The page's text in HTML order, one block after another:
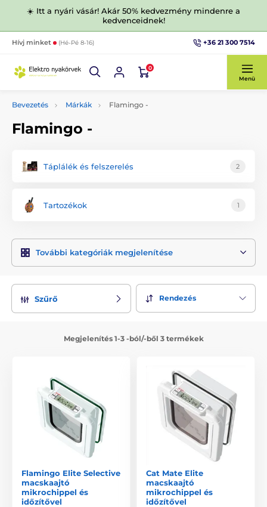
☀️ Itt a nyári vásár! Akár 50% kedvezmény mindenre a
kedvenceidnek!
Hívj minket (Hé-Pé 8-16) +36 21 300 7514
0
Menü
Bevezetés Márkák Flamingo -
Flamingo -
Táplálék és felszerelés 2
Tartozékok 1
További kategóriák megjelenítése
Szűrő Rendezés
Megjelenítés 1-3 -ból/-ből 3 termékek
Flamingo Elite Selective
macskaajtó
mikrochippel és
időzítővel
Cat Mate Elite
macskaajtó
mikrochippel és
időzítővel